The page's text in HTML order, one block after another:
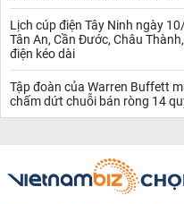
Lịch cúp điện Tây Ninh ngày
Tân An, Cần Đước, Châu
điện kéo dài
Tập đoàn của Warren Buffett
chấm dứt chuỗi bán ròng 14